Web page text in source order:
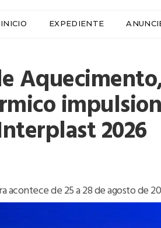
INICIO EXPEDIENTE
2026
acontece de 25 a 28 de agosto de